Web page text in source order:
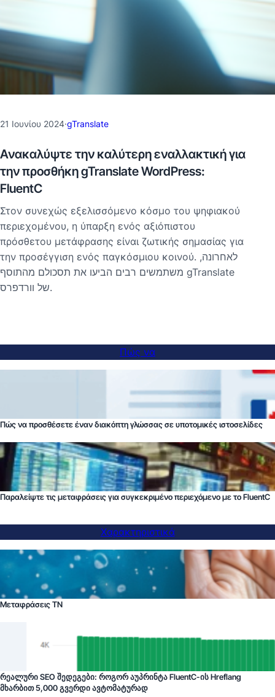
21 Ιουνίου 2024·gTranslate
Ανακαλύψτε την καλύτερη εναλλακτική για
την προσθήκη gTranslate WordPress:
FluentC
Στον συνεχώς εξελισσόμενο κόσμο του ψηφιακού
περιεχομένου, η ύπαρξη ενός αξιόπιστου
πρόσθετου μετάφρασης είναι ζωτικής σημασίας για
την προσέγγιση ενός παγκόσμιου κοινού. לאחרונה,
משתמשים רבים הביעו את תסכולם מהתוסף gTranslate
של וורדפרס.
Πώς να
Πώς να προσθέσετε έναν διακόπτη γλώσσας σε υποτομικές ιστοσελίδες
Παραλείψτε τις μεταφράσεις για συγκεκριμένο περιεχόμενο με το FluentC
Χαρακτηριστικά
Μεταφράσεις ΤΝ
რეალური SEO შედეგები: როგორ აუპრინტა FluentC-ის Hreflang
მხარბით 5,000 გვერდი ავტომატურად